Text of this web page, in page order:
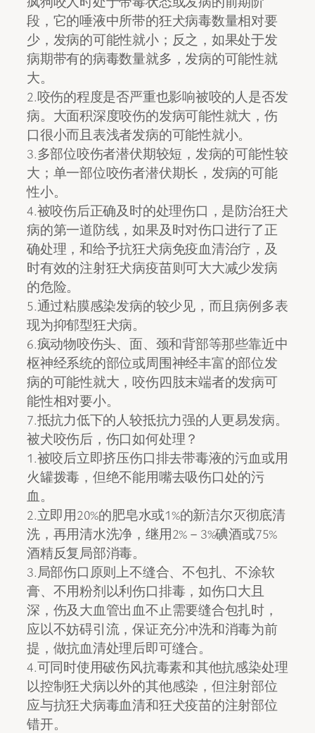
段，它的唾液中所带的狂犬病毒数量相对要
少，发病的可能性就小；反之，如果处于发
病期带有的病毒数量就多，发病的可能性就
大。
2.咬伤的程度是否严重也影响被咬的人是否发
病。大面积深度咬伤的发病可能性就大，伤
口很小而且表浅者发病的可能性就小。
3.多部位咬伤者潜伏期较短，发病的可能性较
大；单一部位咬伤者潜伏期长，发病的可能
性小。
4.被咬伤后正确及时的处理伤口，是防治狂犬
病的第一道防线，如果及时对伤口进行了正
确处理，和给予抗狂犬病免疫血清治疗，及
时有效的注射狂犬病疫苗则可大大减少发病
的危险。
5.通过粘膜感染发病的较少见，而且病例多表
现为抑郁型狂犬病。
6.疯动物咬伤头、面、颈和背部等那些靠近中
枢神经系统的部位或周围神经丰富的部位发
病的可能性就大，咬伤四肢末端者的发病可
能性相对要小。
7.抵抗力低下的人较抵抗力强的人更易发病。
被犬咬伤后，伤口如何处理？
1.被咬后立即挤压伤口排去带毒液的污血或用
火罐拨毒，但绝不能用嘴去吸伤口处的污
血。
2.立即用20%的肥皂水或1%的新洁尔灭彻底清
洗，再用清水洗净，继用2%－3%碘酒或75%
酒精反复局部消毒。
3.局部伤口原则上不缝合、不包扎、不涂软
膏、不用粉剂以利伤口排毒，如伤口大且
深，伤及大血管出血不止需要缝合包扎时，
应以不妨碍引流，保证充分冲洗和消毒为前
提，做抗血清处理后即可缝合。
4.可同时使用破伤风抗毒素和其他抗感染处理
以控制狂犬病以外的其他感染，但注射部位
应与抗狂犬病毒血清和狂犬疫苗的注射部位
错开。